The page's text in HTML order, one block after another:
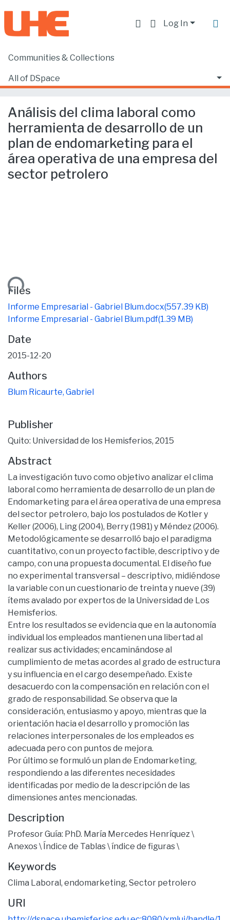
Log In
Communities & Collections
All of DSpace
Home
Análisis del clima laboral como herramienta de desarrollo de un plan de endomarketing para el área operativa de una empresa del sector petrolero
Análisis del clima laboral como
herramienta de desarrollo de un
plan de endomarketing para el
área operativa de una empresa del
sector petrolero
Files
Informe Empresarial - Gabriel Blum.docx(557.39 KB)
Informe Empresarial - Gabriel Blum.pdf(1.39 MB)
Date
2015-12-20
Authors
Blum Ricaurte, Gabriel
Publisher
Quito: Universidad de los Hemisferios, 2015
Abstract
La investigación tuvo como objetivo analizar el clima
laboral como herramienta de desarrollo de un plan de
Endomarketing para el área operativa de una empresa
del sector petrolero, bajo los postulados de Kotler y
Keller (2006), Ling (2004), Berry (1981) y Méndez (2006).
Metodológicamente se desarrolló bajo el paradigma
cuantitativo, con un proyecto factible, descriptivo y de
campo, con una propuesta documental. El diseño fue
no experimental transversal – descriptivo, midiéndose
la variable con un cuestionario de treinta y nueve (39)
ítems avalado por expertos de la Universidad de Los
Hemisferios.
Entre los resultados se evidencia que en la autonomía
individual los empleados mantienen una libertad al
realizar sus actividades; encaminándose al
cumplimiento de metas acordes al grado de estructura
y su influencia en el cargo desempeñado. Existe
desacuerdo con la compensación en relación con el
grado de responsabilidad. Se observa que la
consideración, entusiasmo y apoyo, mientras que la
orientación hacia el desarrollo y promoción las
relaciones interpersonales de los empleados es
adecuada pero con puntos de mejora.
Por último se formuló un plan de Endomarketing,
respondiendo a las diferentes necesidades
identificadas por medio de la descripción de las
dimensiones antes mencionadas.
Description
Profesor Guía: PhD. María Mercedes Henríquez \
Anexos \ Índice de Tablas \ índice de figuras \
Keywords
Clima Laboral, endomarketing, Sector petrolero
URI